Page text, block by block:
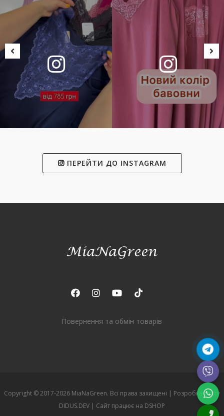
ПЕРЕЙТИ ДО INSTAGRAM
Повернення та обмін товарів
Copyright © 2017-2026 MiaNaGreen. Всі права захищені | Розробка сайту
DIDUS.DEV | Сайт працює на DSHOP